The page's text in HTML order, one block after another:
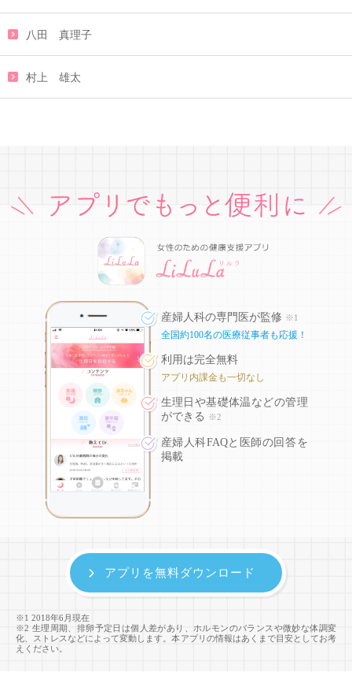
八田 真理子
村上 雄太
産婦人科の専門医が監修 ※1
全国約100名の医療従事者も応援！
利用は完全無料
アプリ内課金も一切なし
生理日や基礎体温などの管理
ができる
※2
産婦人科FAQと医師の回答を
掲載
※1 2018年6月現在
※2 生理周期、排卵予定日は個人差があり、ホルモンのバランスや微妙な体調変
化、ストレスなどによって変動します。本アプリの情報はあくまで目安としてお考
えください。
アプリを無料ダウンロード